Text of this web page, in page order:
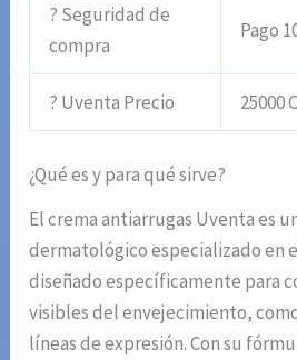
? Seguridad de
compra
Pago
? Uventa Precio 25000
¿Qué es y para qué sirve?
El crema antiarrugas Uventa es
dermatológico especializado en
diseñado específicamente para
visibles del envejecimiento,
líneas de expresión. Con su